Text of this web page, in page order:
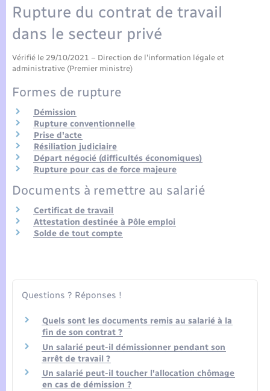
La Communauté de communes
Organisation d’événement
Sécurité - Prévention
Transports
Voirie et espace public
Rupture du contrat de travail
dans le secteur privé
Vérifié le 29/10/2021 – Direction de l'information légale et
administrative (Premier ministre)
Formes de rupture
Démission
Rupture conventionnelle
Prise d'acte
Résiliation judiciaire
Départ négocié (difficultés économiques)
Rupture pour cas de force majeure
Documents à remettre au salarié
Certificat de travail
Attestation destinée à Pôle emploi
Solde de tout compte
Questions ? Réponses !
Quels sont les documents remis au salarié à la
fin de son contrat ?
Un salarié peut-il démissionner pendant son
arrêt de travail ?
Un salarié peut-il toucher l'allocation chômage
en cas de démission ?